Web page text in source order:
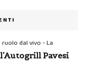
dal vivo - La
Pavesi